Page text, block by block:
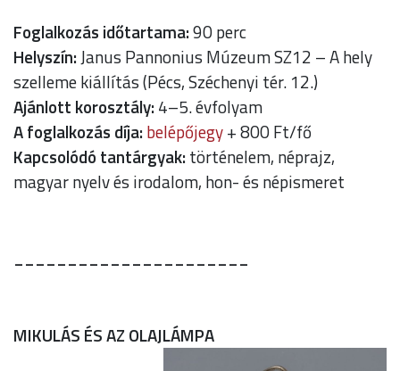
Foglalkozás időtartama:90 perc
Helyszín:Janus Pannonius Múzeum SZ12 – A hely
szelleme kiállítás (Pécs, Széchenyi tér. 12.)
Ajánlott korosztály: 4–5. évfolyam
A foglalkozás díja: belépőjegy+ 800 Ft/fő
Kapcsolódó tantárgyak: történelem, néprajz,
magyar nyelv és irodalom, hon- és népismeret
MIKULÁS ÉS AZ OLAJLÁMPA